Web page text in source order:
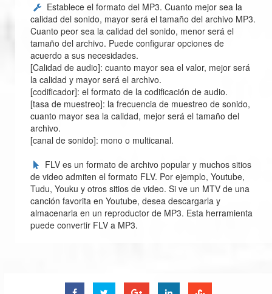
Establece el formato del MP3. Cuanto mejor sea la
calidad del sonido, mayor será el tamaño del archivo MP3.
Cuanto peor sea la calidad del sonido, menor será el
tamaño del archivo. Puede configurar opciones de
acuerdo a sus necesidades.
[Calidad de audio]: cuanto mayor sea el valor, mejor será
la calidad y mayor será el archivo.
[codificador]: el formato de la codificación de audio.
[tasa de muestreo]: la frecuencia de muestreo de sonido,
cuanto mayor sea la calidad, mejor será el tamaño del
archivo.
[canal de sonido]: mono o multicanal.
FLV es un formato de archivo popular y muchos sitios
de video admiten el formato FLV. Por ejemplo, Youtube,
Tudu, Youku y otros sitios de video. Si ve un MTV de una
canción favorita en Youtube, desea descargarla y
almacenarla en un reproductor de MP3. Esta herramienta
puede convertir FLV a MP3.